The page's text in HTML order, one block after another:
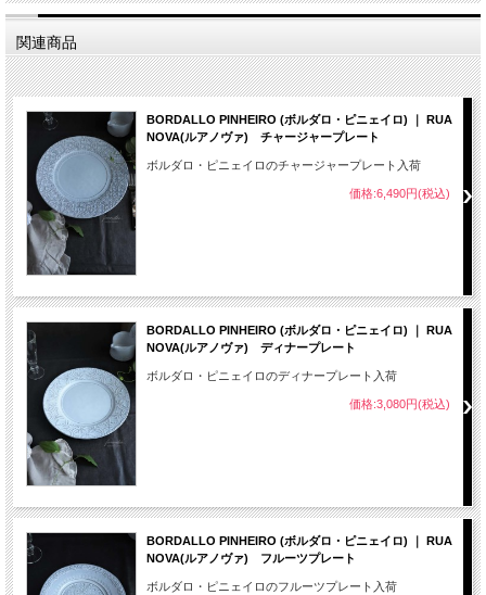
関連商品
BORDALLO PINHEIRO (ボルダロ・ピニェイロ) ｜ RUA
NOVA(ルアノヴァ) チャージャープレート
ボルダロ・ピニェイロのチャージャープレート入荷
価格:6,490円(税込)
BORDALLO PINHEIRO (ボルダロ・ピニェイロ) ｜ RUA
NOVA(ルアノヴァ) ディナープレート
ボルダロ・ピニェイロのディナープレート入荷
価格:3,080円(税込)
BORDALLO PINHEIRO (ボルダロ・ピニェイロ) ｜ RUA
NOVA(ルアノヴァ) フルーツプレート
ボルダロ・ピニェイロのフルーツプレート入荷